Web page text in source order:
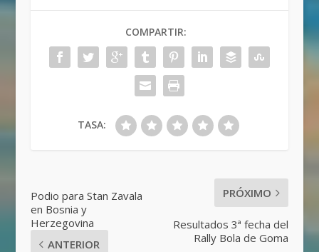
COMPARTIR:
TASA:
Podio para Stan Zavala
en Bosnia y
Herzegovina
ANTERIOR
PRÓXIMO
Resultados 3ª fecha del
Rally Bola de Goma